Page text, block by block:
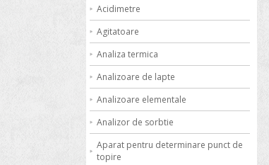
Acidimetre
Agitatoare
Analiza termica
Analizoare de lapte
Analizoare elementale
Analizor de sorbtie
Aparat pentru determinare punct de
topire